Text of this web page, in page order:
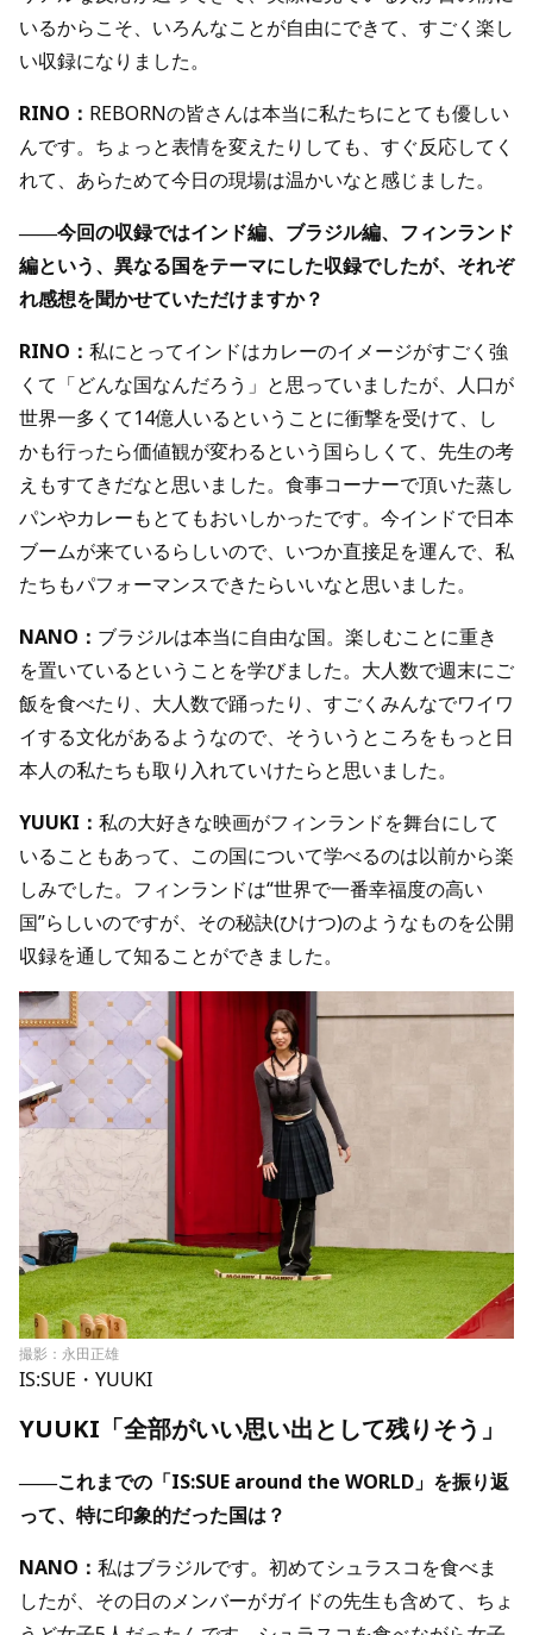
いるからこそ、いろんなことが自由にできて、すごく楽し
い収録になりました。
RINO： REBORNの皆さんは本当に私たちにとても優しい
んです。ちょっと表情を変えたりしても、すぐ反応してく
れて、あらためて今日の現場は温かいなと感じました。
――今回の収録ではインド編、ブラジル編、フィンランド
編という、異なる国をテーマにした収録でしたが、それぞ
れ感想を聞かせていただけますか？
RINO： 私にとってインドはカレーのイメージがすごく強
くて「どんな国なんだろう」と思っていましたが、人口が
世界一多くて14億人いるということに衝撃を受けて、し
かも行ったら価値観が変わるという国らしくて、先生の考
えもすてきだなと思いました。食事コーナーで頂いた蒸し
パンやカレーもとてもおいしかったです。今インドで日本
ブームが来ているらしいので、いつか直接足を運んで、私
たちもパフォーマンスできたらいいなと思いました。
NANO： ブラジルは本当に自由な国。楽しむことに重き
を置いているということを学びました。大人数で週末にご
飯を食べたり、大人数で踊ったり、すごくみんなでワイワ
イする文化があるようなので、そういうところをもっと日
本人の私たちも取り入れていけたらと思いました。
YUUKI： 私の大好きな映画がフィンランドを舞台にして
いることもあって、この国について学べるのは以前から楽
しみでした。フィンランドは“世界で一番幸福度の高い
国”らしいのですが、その秘訣(ひけつ)のようなものを公開
収録を通して知ることができました。
撮影：永田正雄
IS:SUE・YUUKI
YUUKI「全部がいい思い出として残りそう」
――これまでの「IS:SUE around the WORLD」を振り返
って、特に印象的だった国は？
NANO： 私はブラジルです。初めてシュラスコを食べま
したが、その日のメンバーがガイドの先生も含めて、ちょ